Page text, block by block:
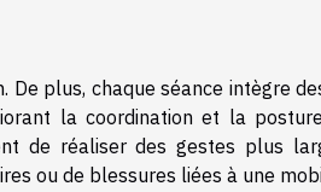
De plus, chaque séance intègre
la coordination et la
de réaliser des gestes plus
ou de blessures liées à une